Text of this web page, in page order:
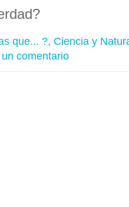
que... ?, Ciencia y
comentario